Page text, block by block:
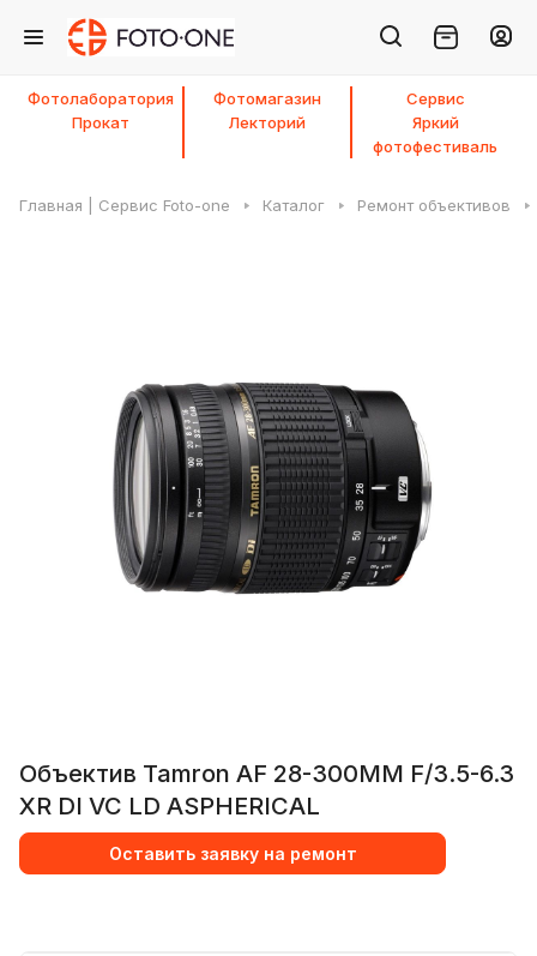
Фотолаборатория Фотомагазин
Сервис
Прокат
Лекторий
Яркий
фотофестиваль
Главная | Сервис Foto-one Каталог Ремонт объективов
Объектив Tamron AF 28-300MM F/3.5-6.3
XR DI VC LD ASPHERICAL
Оставить заявку на ремонт